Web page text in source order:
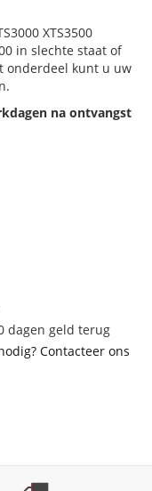
XTS3500
in slechte staat of
onderdeel kunt u uw
na ontvangst
dagen geld terug
Contacteer ons